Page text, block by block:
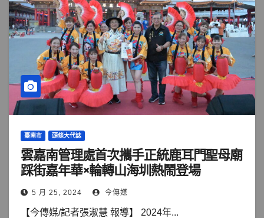
臺南市 頭條大代誌
雲嘉南管理處首次攜手正統鹿耳門聖母廟
踩街嘉年華×輪轉山海圳熱鬧登場
5 月 25, 2024 今傳媒
【今傳媒/記者張淑慧 報導】 2024年...